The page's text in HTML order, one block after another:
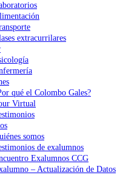
extracurrilares
qué el Colombo Gales?
Virtual
somos
de exalumnos
Exalumnos CCG
– Actualización de Datos